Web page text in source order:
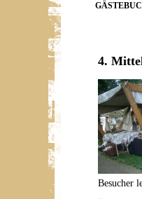
4.
Besucher